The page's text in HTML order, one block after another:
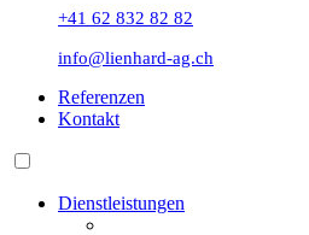
+41 62 832 82 82
info@lienhard-ag.ch
Referenzen
Kontakt
Dienstleistungen